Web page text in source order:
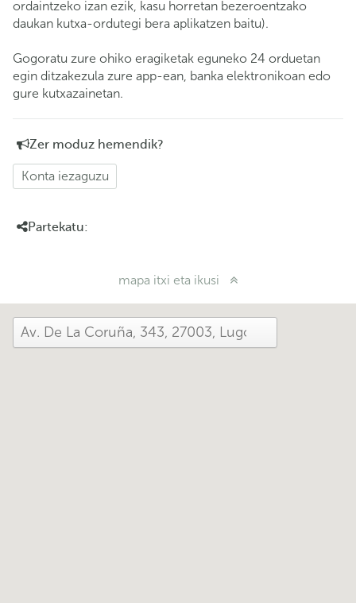
ordaintzeko izan ezik, kasu horretan bezeroentzako
daukan kutxa-ordutegi bera aplikatzen baitu).
Gogoratu zure ohiko eragiketak eguneko 24 orduetan
egin ditzakezula zure app-ean, banka elektronikoan edo
gure kutxazainetan.
Zer moduz hemendik?
Konta iezaguzu
Partekatu:
mapa itxi eta ikusi